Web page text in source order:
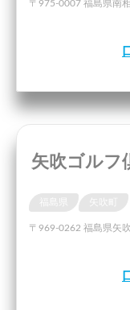
〒975-0007 福島県南
矢吹ゴルフ
矢吹町
〒969-0262 福島県矢